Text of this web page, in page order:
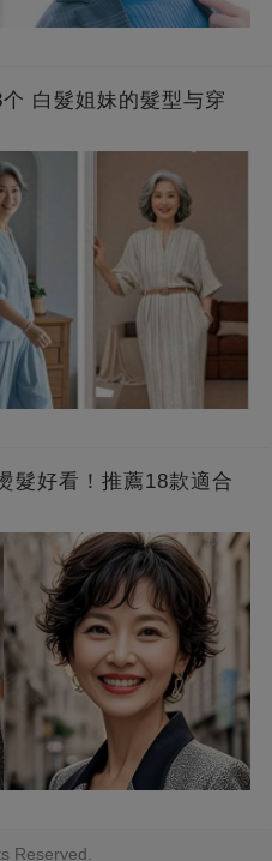
白髮姐妹的髮型与穿
髮好看！推薦18款適合
Reserved.